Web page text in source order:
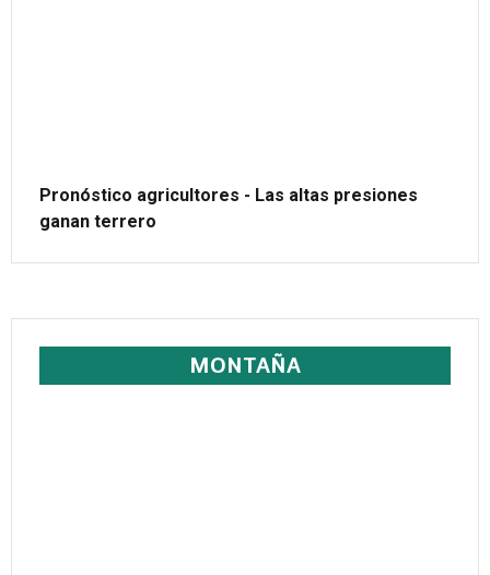
Pronóstico agricultores - Las altas presiones
ganan terrero
MONTAÑA